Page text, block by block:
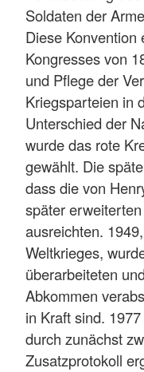
Soldaten der
Diese Konvention
Kongresses von
und Pflege der
Kriegsparteien in
Unterschied der
wurde das rote
gewählt. Die
dass die von
später
ausreichten.
Weltkrieges,
überarbeiteten
Abkommen
in Kraft sind.
durch zunächst
Zusatzprotokoll